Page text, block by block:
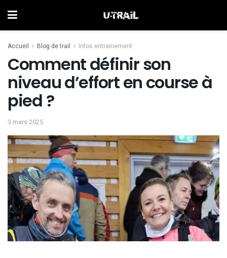
Accueil Blog de trail Infos entrainement
Comment définir son
niveau d’effort en course à
pied ?
3 mars 2025